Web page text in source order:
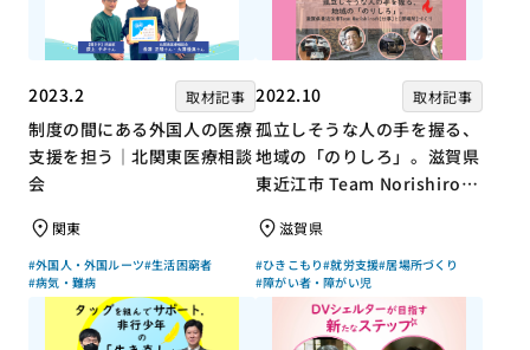
2023.2 取材記事
制度の間にある外国人の医療
支援を担う｜北関東医療相談
会
関東
#外国人・外国ルーツ#生活困窮者
#病気・難病
2022.10 取材記事
孤立しそうな人の手を握る、
地域の「のりしろ」。滋賀県
東近江市 Team Norishiroの
滋賀県
#ひきこもり#就労支援#居場所づくり
#障がい者・障がい児